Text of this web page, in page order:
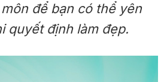
để bạn có thể yên
quyết định làm đẹp.